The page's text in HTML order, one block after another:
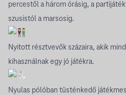
percestől a három órásig, a
szusistól a marsosig.
Nyitott résztvevők százaira, akik
kihasználnak egy jó játékra.
Nyulas pólóban tüsténkedő